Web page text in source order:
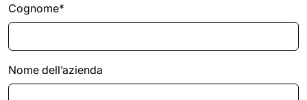
Cognome*
Nome dell’azienda